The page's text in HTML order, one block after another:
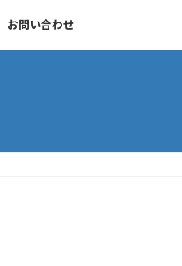
お問い合わせ